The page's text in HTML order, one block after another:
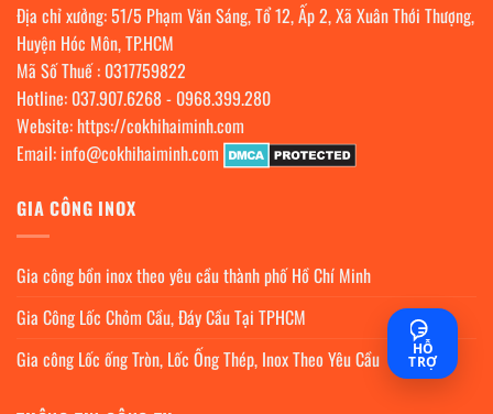
Địa chỉ xưởng: 51/5 Phạm Văn Sáng, Tổ 12, Ấp 2, Xã Xuân Thới Thượng,
Huyện Hóc Môn, TP.HCM
Mã Số Thuế : 0317759822
Hotline: 037.907.6268- 0968.399.280
Website: https://cokhihaiminh.com
Email: info@cokhihaiminh.com
GIA CÔNG INOX
Gia công bồn inox theo yêu cầu thành phố Hồ Chí Minh
Gia Công Lốc Chỏm Cầu, Đáy Cầu Tại TPHCM
Gia công Lốc ống Tròn, Lốc Ống Thép, Inox Theo Yêu Cầu
HỖ
TRỢ